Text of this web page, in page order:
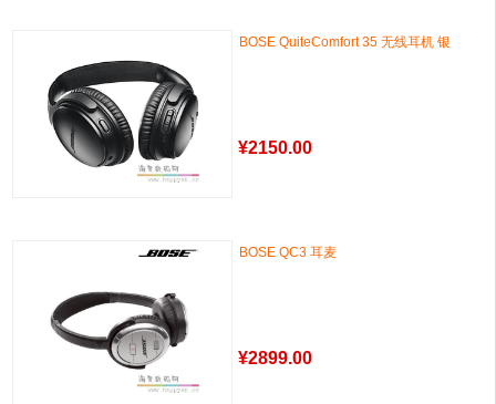
BOSE QuiteComfort 35 无线耳机 银
¥2150.00
BOSE QC3 耳麦
¥2899.00